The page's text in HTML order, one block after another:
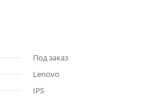
Под заказ
Lenovo
IPS